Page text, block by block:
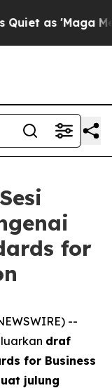
as 'Maga Media
for
--
draf
for Business
julung